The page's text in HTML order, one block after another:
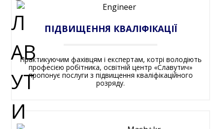
ПІДВИЩЕННЯ КВАЛІФІКАЦІЇ
Практикуючим фахівцям і експертам, котрі володіють
професією робітника, освітній центр «Славутич»
пропонує послуги з підвищення кваліфікаційного
розряду.